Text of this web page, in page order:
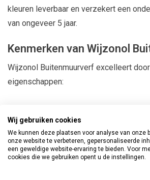
kleuren leverbaar en verzekert een
van ongeveer 5 jaar.
Kenmerken van Wijzonol
Wijzonol Buitenmuurverf excelleert
eigenschappen:
Eiglans Afwerking:
esthetische waarde van uw
Schrobklasse 1:Eenvoudig schoon te
buitenoppervlakken die regelmatig
Wij gebruiken cookies
We kunnen deze plaatsen voor analyse van onze
onze website te verbeteren, gepersonaliseerde
een geweldige website-ervaring te bieden. Voor
cookies die we gebruiken opent u de instellingen.